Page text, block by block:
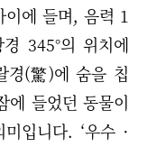
에 들며, 음력 1
345°의 위치에
경(驚)에 숨을 칩
에 들었던 동물이
입니다. ‘우수 ·